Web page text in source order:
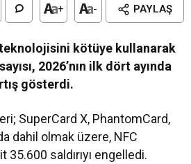
+ - PAYLAŞ
kötüye kullanarak
2026’nın ilk dört ayında
gösterdi.
SuperCard X, PhantomCard,
dahil olmak üzere, NFC
35.600 saldırıyı engelledi.